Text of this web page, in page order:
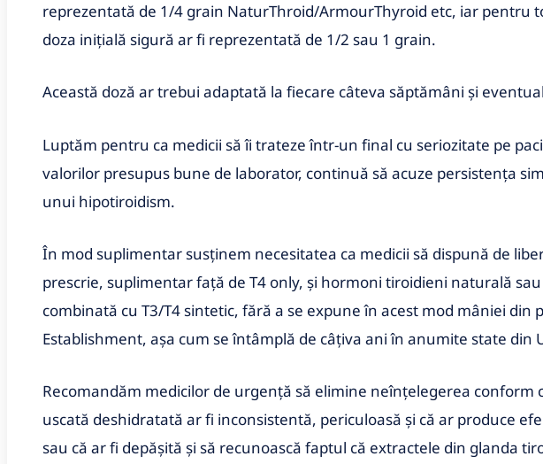
reprezentată de 1/4 grain NaturThroid/ArmourThyroid etc, iar pentru
doza iniţială sigură ar fi reprezentată de 1/2 sau 1 grain.
Această doză ar trebui adaptată la fiecare câteva săptămâni şi
Luptăm pentru ca medicii să îi trateze într-un final cu seriozitate pe
valorilor presupus bune de laborator, continuă să acuze persistenţa
unui hipotiroidism.
În mod suplimentar susţinem necesitatea ca medicii să dispună de
prescrie, suplimentar faţă de T4 only, şi hormoni tiroidieni naturală
combinată cu T3/T4 sintetic, fără a se expune în acest mod mâniei din
Establishment, aşa cum se întâmplă de câţiva ani în anumite state din
Recomandăm medicilor de urgenţă să elimine neînţelegerea conform
uscată deshidratată ar fi inconsistentă, periculoasă şi că ar produce
sau că ar fi depăşită şi să recunoască faptul că extractele din glanda